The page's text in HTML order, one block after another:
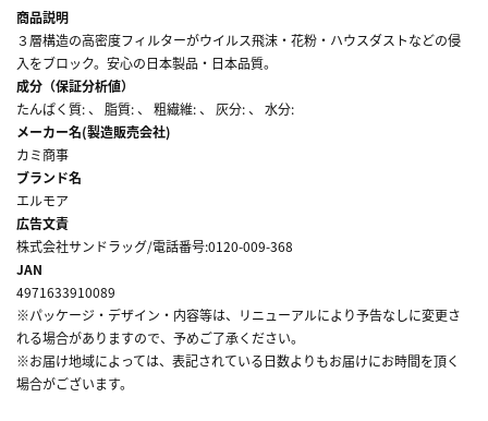
商品説明
３層構造の高密度フィルターがウイルス飛沫・花粉・ハウスダストなどの侵
入をブロック。安心の日本製品・日本品質。
成分（保証分析値）
たんぱく質: 、 脂質: 、 粗繊維: 、 灰分: 、 水分:
メーカー名(製造販売会社)
カミ商事
ブランド名
エルモア
広告文責
株式会社サンドラッグ/電話番号:0120-009-368
JAN
4971633910089
※パッケージ・デザイン・内容等は、リニューアルにより予告なしに変更さ
れる場合がありますので、予めご了承ください。
※お届け地域によっては、表記されている日数よりもお届けにお時間を頂く
場合がございます。